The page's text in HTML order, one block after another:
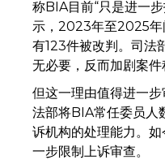
称BIA目前“只是进一
示，2023年至2025年
有123件被改判。司法
无必要，反而加剧案件
但这一理由值得进一
法部将BIA常任委员人
诉机构的处理能力。
一步限制上诉审查。